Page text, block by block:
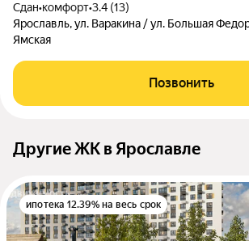
Сдан•комфорт•3.4 (13)
Ярославль, ул. Варакина / ул. Большая
Ямская
Позвонить
Другие ЖК в Ярославле
ипотека 12.39% на весь срок